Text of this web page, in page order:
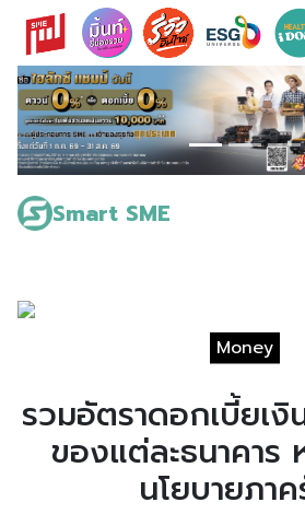
Skip
content
Smart SME
Search
for:
Money
รวมอัตราดอกเบี้ยเงิ
ของแต่ละธนาคาร
นโยบายภา